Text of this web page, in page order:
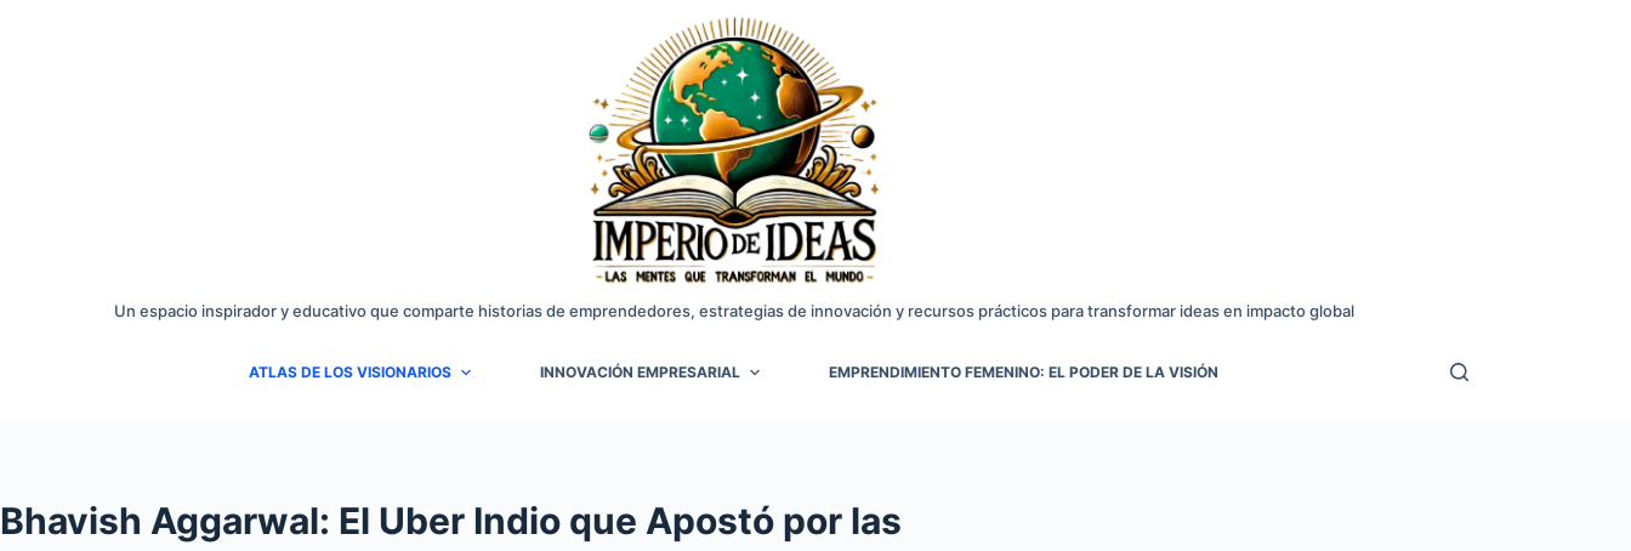
Un espacio inspirador y educativo que comparte historias de emprendedores, estrategias de innovación y recursos prácticos para transformar ideas en impacto global
ATLAS DE LOS VISIONARIOS INNOVACIÓN EMPRESARIAL EMPRENDIMIENTO FEMENINO: EL PODER DE LA VISIÓN
Bhavish Aggarwal: El Uber Indio que Apostó por las